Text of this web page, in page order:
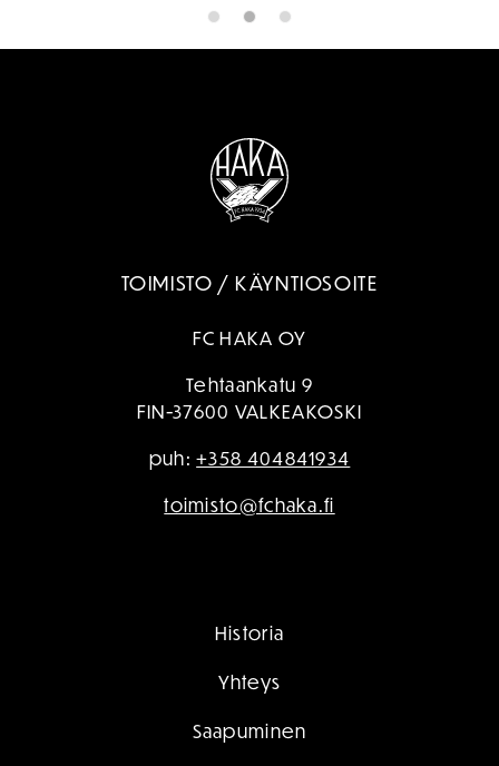
TOIMISTO / KÄYNTIOSOITE
FC HAKA OY
Tehtaankatu 9
FIN-37600 VALKEAKOSKI
puh:+358 404841934
toimisto@fchaka.fi
Historia
Yhteys
Saapuminen